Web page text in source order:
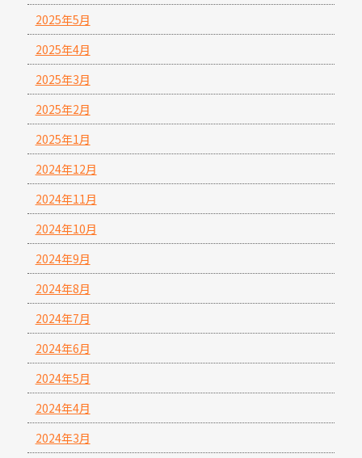
2025年5月
2025年4月
2025年3月
2025年2月
2025年1月
2024年12月
2024年11月
2024年10月
2024年9月
2024年8月
2024年7月
2024年6月
2024年5月
2024年4月
2024年3月